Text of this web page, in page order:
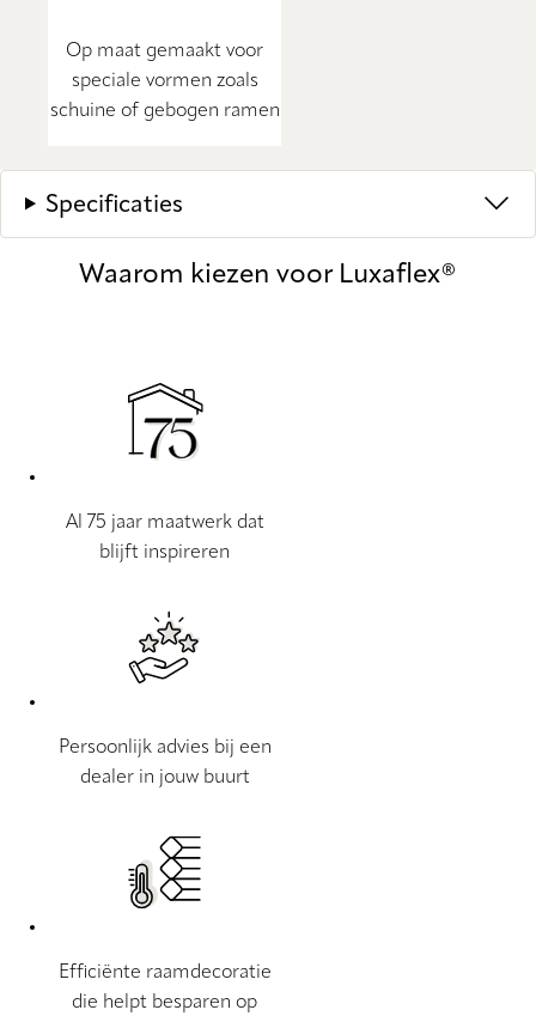
Op maat gemaakt voor
speciale vormen zoals
schuine of gebogen ramen
Specificaties
Waarom kiezen voor Luxaflex®
Al 75 jaar maatwerk dat
blijft inspireren
Persoonlijk advies bij een
dealer in jouw buurt
Efficiënte raamdecoratie
die helpt besparen op